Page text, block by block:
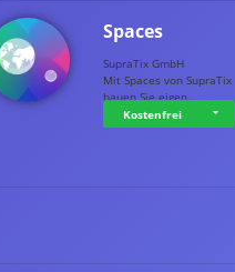
Spaces
SupraTix GmbH
Mit Spaces von SupraTix
bauen Sie eigen…
Kostenfrei